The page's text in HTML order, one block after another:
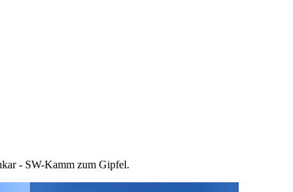
- SW-Kamm zum Gipfel.